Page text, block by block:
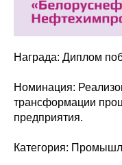
Награда: Диплом
Номинация:
трансформации
предприятия.
Категория: